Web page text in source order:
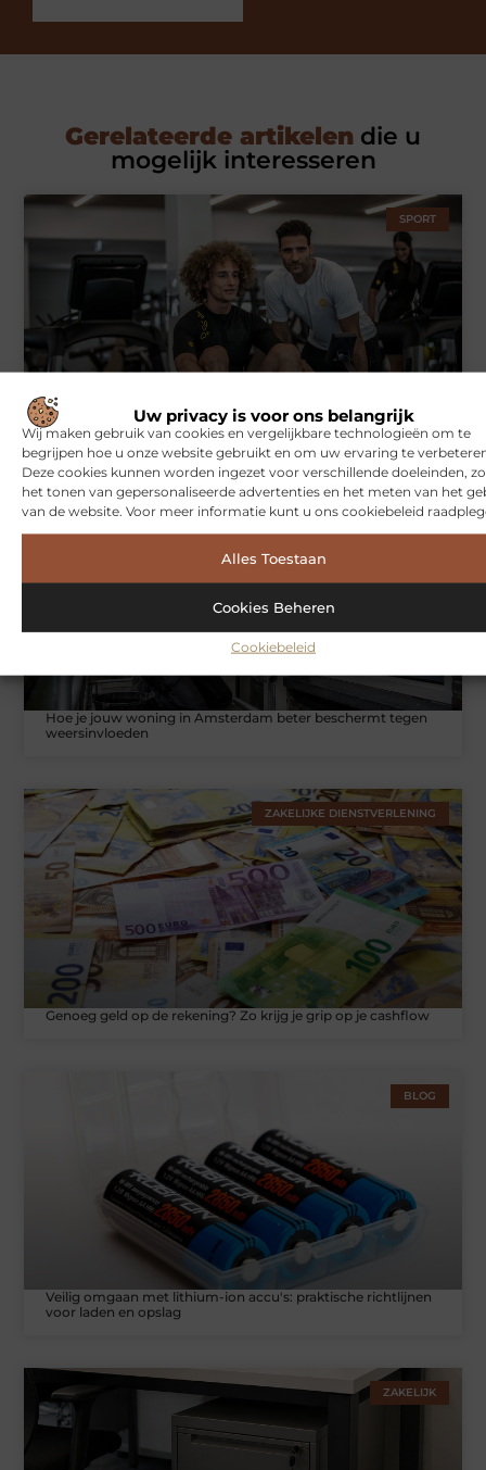
Uw privacy is voor ons belangrijk
Wij maken gebruik van cookies en vergelijkbare technologieën om te
begrijpen hoe u onze website gebruikt en om uw ervaring te
Deze cookies kunnen worden ingezet voor verschillende doeleinden,
het tonen van gepersonaliseerde advertenties en het meten van het
van de website. Voor meer informatie kunt u ons cookiebeleid
Alles Toestaan
Cookies Beheren
Cookiebeleid
Gerelateerde artikelen die u
mogelijk interesseren
SPORT
Symbiont360: Innovatieve EMS-training in Utrecht voor een
effectieve workout
WONINGEN
Hoe je jouw woning in Amsterdam beter beschermt tegen
weersinvloeden
ZAKELIJKE DIENSTVERLENING
Genoeg geld op de rekening? Zo krijg je grip op je cashflow
BLOG
Veilig omgaan met lithium-ion accu's: praktische richtlijnen
voor laden en opslag
ZAKELIJK